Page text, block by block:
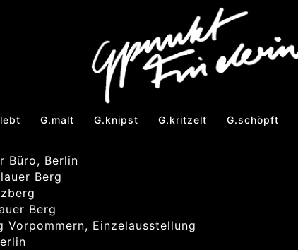
G.malt G.knipst G.kritzelt G.schöpft
Büro, Berlin
Berg
Berg
Vorpommern, Einzelausstellung